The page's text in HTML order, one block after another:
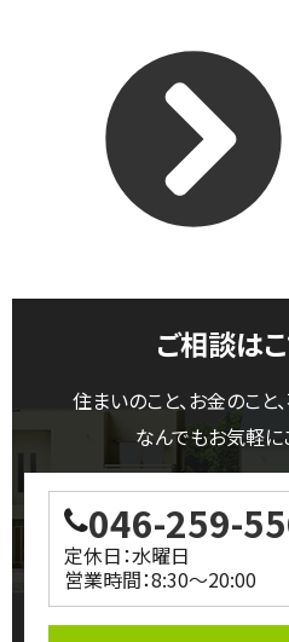
ご相談は
住まいのこと、お金のこと
なんでもお気軽に
046-259-
定休日：水曜日
営業時間：8:30～20:00